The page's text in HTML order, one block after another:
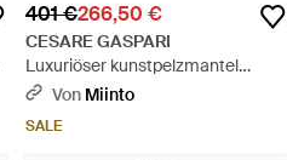
401 €266,50 €
CESARE GASPARI
Luxuriöser kunstpelzmantel
natalie - braun
Von Miinto
SALE